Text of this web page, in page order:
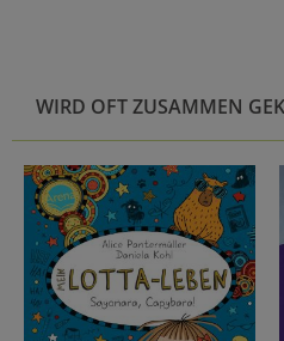
WIRD OFT ZUSAMMEN